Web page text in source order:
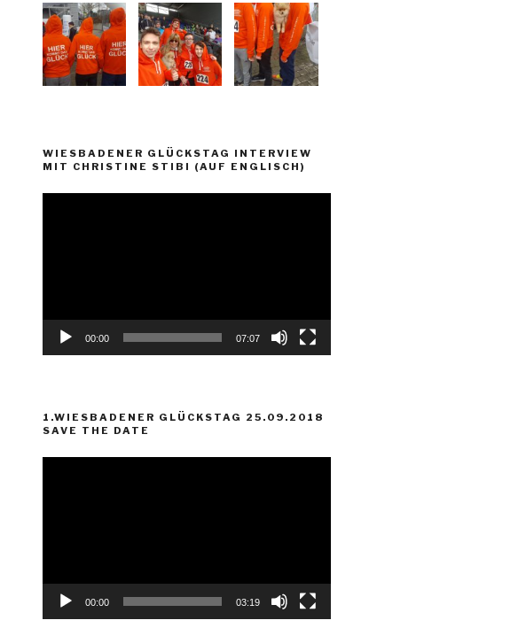
WIESBADENER GLÜCKSTAG INTERVIEW
MIT CHRISTINE STIBI (AUF ENGLISCH)
00:00 07:07
1.WIESBADENER GLÜCKSTAG 25.09.2018
SAVE THE DATE
00:00 03:19